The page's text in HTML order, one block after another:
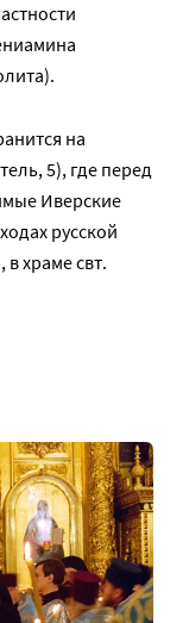
на
5), где перед
Иверские
русской
храме свт.